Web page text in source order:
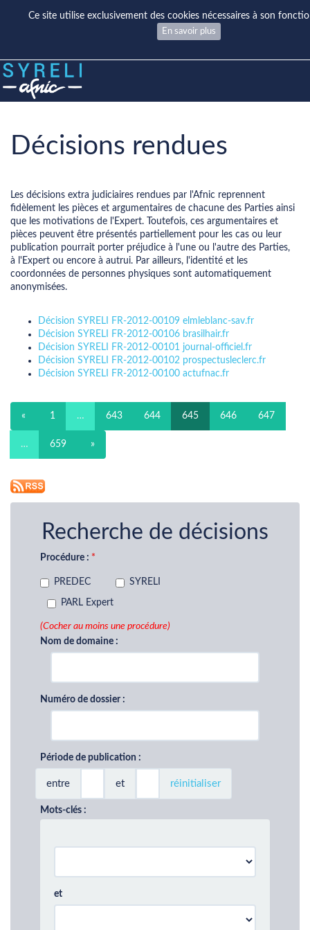
Ce site utilise exclusivement des cookies nécessaires à son
En savoir plus
Décisions rendues
Les décisions extra judiciaires rendues par l'Afnic reprennent
fidèlement les pièces et argumentaires de chacune des Parties ainsi
que les motivations de l'Expert. Toutefois, ces argumentaires et
pièces peuvent être présentés partiellement pour les cas ou leur
publication pourrait porter préjudice à l'une ou l'autre des Parties,
à l'Expert ou encore à autrui. Par ailleurs, l'identité et les
coordonnées de personnes physiques sont automatiquement
anonymisées.
Décision SYRELI FR-2012-00109 elmleblanc-sav.fr
Décision SYRELI FR-2012-00106 brasilhair.fr
Décision SYRELI FR-2012-00101 journal-officiel.fr
Décision SYRELI FR-2012-00102 prospectusleclerc.fr
Décision SYRELI FR-2012-00100 actufnac.fr
« 1 … 643 644 645 646 647
… 659 »
Recherche de décisions
Procédure :
PREDEC SYRELI
PARL Expert
(Cocher au moins une procédure)
Nom de domaine :
Numéro de dossier :
Période de publication :
entre et réinitialiser
Mots-clés :
et